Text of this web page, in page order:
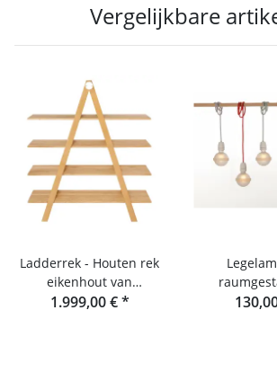
Vergelijkbare
Ladderrek - Houten rek
eikenhout van
raumgestalt
1.999,00 €*